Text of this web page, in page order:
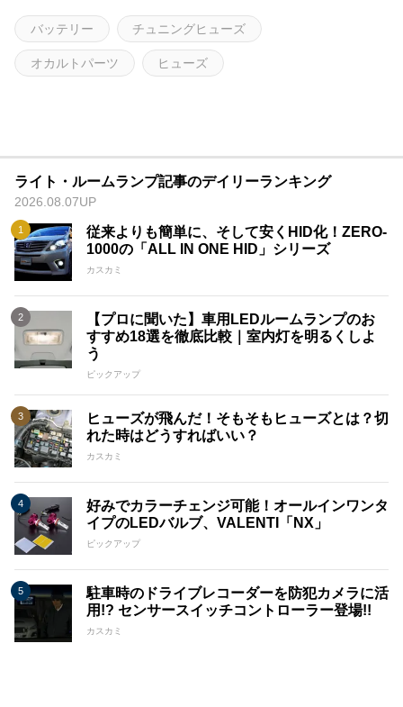
バッテリー チュニングヒューズ
オカルトパーツ ヒューズ
ライト・ルームランプ記事のデイリーランキング
2026.08.07UP
従来よりも簡単に、そして安くHID化！ZERO-
1000の「ALL IN ONE HID」シリーズ
カスカミ
【プロに聞いた】車用LEDルームランプのお
すすめ18選を徹底比較｜室内灯を明るくしよ
う
ピックアップ
ヒューズが飛んだ！そもそもヒューズとは？切
れた時はどうすればいい？
カスカミ
好みでカラーチェンジ可能！オールインワンタ
イプのLEDバルブ、VALENTI「NX」
ピックアップ
駐車時のドライブレコーダーを防犯カメラに活
用!? センサースイッチコントローラー登場!!
カスカミ